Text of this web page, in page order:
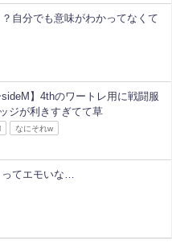
自分でも意味がわかってなくて
sideM】4thのワートレ用に戦闘服
ジが利きすぎてて草
なにそれw
ってエモいな…